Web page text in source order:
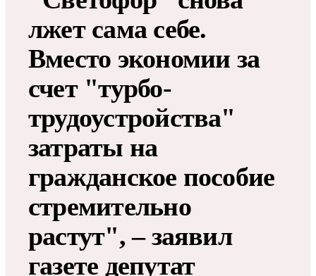
лжет сама себе.
Вместо экономии за
счет "турбо-
трудоустройства"
затраты на
гражданское пособие
стремительно
растут", – заявил
газете депутат